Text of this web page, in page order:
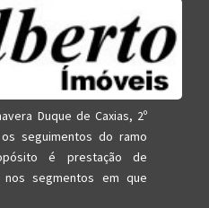
Duque de Caxias, 2º
seguimentos do ramo
é prestação de
nos segmentos em que